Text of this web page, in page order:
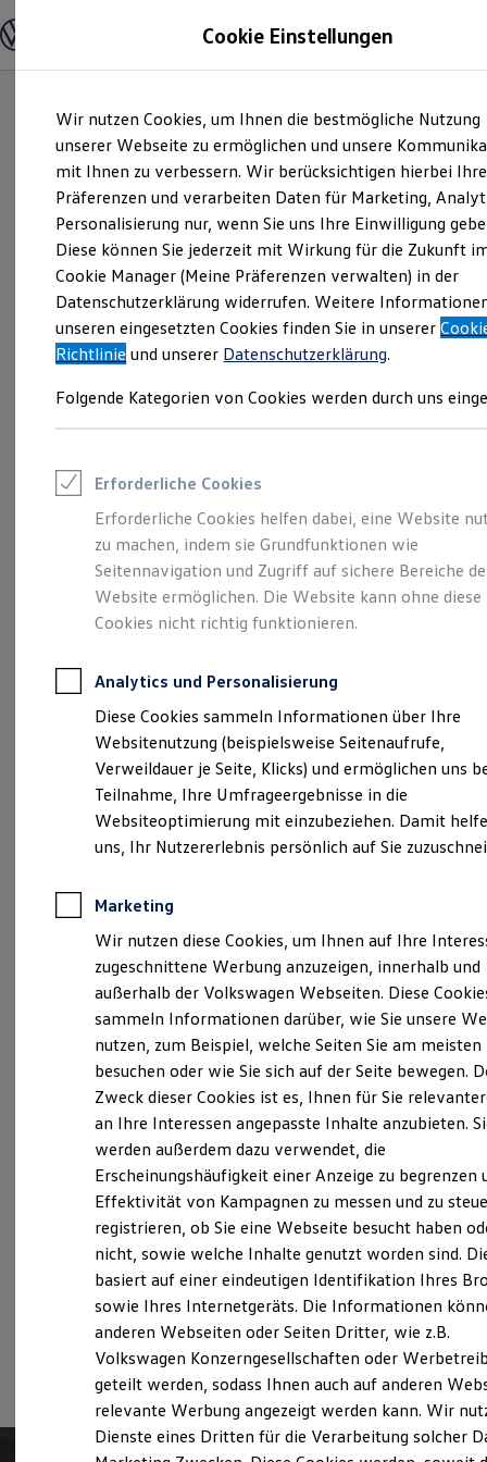
Hauptinhalt
springen
Footer
springen
Modelle und Konfigurator
Modelle vergleichen
Elektroautos
ENERGY Sondermodelle
Nutzfahrzeuge
SUV und CUV
Familienautos
Kombis
Kompaktwagen
Sportwagen
Schnell verfügbare Fahrzeuge
Angebote und Produkte
Aktuelle Angebote
E-Auto-Förderung
Volkswagen Marktplatz
Junge Gebrauchtwagen und Gebrauchtwagen
Saisonangebote
Leasing
Leasing-Angebote
Gebrauchtwagen Leasing
Junge Gebrauchtwagen-Leasing
Elektroauto Leasing
Kleinwagen-Leasing
Leasing ohne Anzahlung
Autokredit mit Schlussrate
Versicherungen und Garantien
Kfz-Versicherung
Restschuldversicherungen
Garantien
Wartungsverträge
Geschäftskunden
Professional Class bei Volkswagen
Großkunden
Behörden
Anpfiff zum Gewinn
Elektroautos
ID. Tutorials
Elektrofahrzeugkonzepte
Reichweite
Reichweite der ID. Modelle
Reichweite im Winter
Laden
Laden unterwegs
Laden Zuhause
Ladezeitensimulator
Batterie
Sicherheit
Garantie und Lebensdauer
Nachhaltigkeit
Technologie
Kosten und Kauf
Verbrauchskosten
Kaufoptionen
E-Auto-Förderung
Software und Konnektivität
Die ID. Software 6
ID. Software Versionen und Updates
Digitale Extras
Schnittstellen zu Ihrem ID.
Der T-Roc
Impressum & Rechtliches )
Probefahrt vereinbaren
Fahrzeugangebot anfordern
Servicetermin buchen
Serviceanfrage stellen
Cookie Einstellungen
Wir nutzen Cookies, um Ihnen die bestmögliche Nutzung
unserer Webseite zu ermöglichen und unsere
mit Ihnen zu verbessern. Wir berücksichtigen hierbei Ihre
Präferenzen und verarbeiten Daten für Marketing,
Personalisierung nur, wenn Sie uns Ihre Einwilligung
Diese können Sie jederzeit mit Wirkung für die Zukunft
Cookie Manager (Meine Präferenzen verwalten) in der
Datenschutzerklärung widerrufen. Weitere
unseren eingesetzten Cookies finden Sie in unserer
Richtlinie und unserer Datenschutzerklärung.
Folgende Kategorien von Cookies werden durch uns
Erforderliche Cookies
Erforderliche Cookies helfen dabei, eine Website
zu machen, indem sie Grundfunktionen wie
Seitennavigation und Zugriff auf sichere Bereiche
Website ermöglichen. Die Website kann ohne diese
Cookies nicht richtig funktionieren.
Analytics und Personalisierung
Diese Cookies sammeln Informationen über Ihre
Websitenutzung (beispielsweise Seitenaufrufe,
Verweildauer je Seite, Klicks) und ermöglichen uns
Teilnahme, Ihre Umfrageergebnisse in die
Websiteoptimierung mit einzubeziehen. Damit
uns, Ihr Nutzererlebnis persönlich auf Sie
Marketing
Wir nutzen diese Cookies, um Ihnen auf Ihre
zugeschnittene Werbung anzuzeigen, innerhalb und
außerhalb der Volkswagen Webseiten. Diese
sammeln Informationen darüber, wie Sie unsere
nutzen, zum Beispiel, welche Seiten Sie am meisten
besuchen oder wie Sie sich auf der Seite bewegen.
Zweck dieser Cookies ist es, Ihnen für Sie
an Ihre Interessen angepasste Inhalte anzubieten.
werden außerdem dazu verwendet, die
Erscheinungshäufigkeit einer Anzeige zu begrenzen
Effektivität von Kampagnen zu messen und zu
registrieren, ob Sie eine Webseite besucht haben
nicht, sowie welche Inhalte genutzt worden sind.
basiert auf einer eindeutigen Identifikation Ihres
sowie Ihres Internetgeräts. Die Informationen
anderen Webseiten oder Seiten Dritter, wie z.B.
Volkswagen Konzerngesellschaften oder
geteilt werden, sodass Ihnen auch auf anderen
relevante Werbung angezeigt werden kann. Wir
Dienste eines Dritten für die Verarbeitung solcher